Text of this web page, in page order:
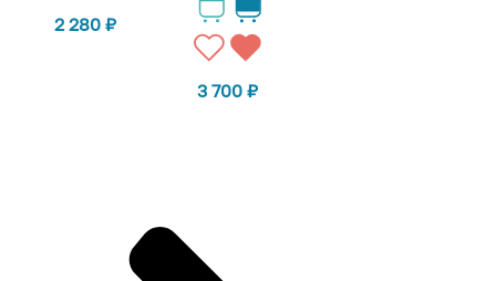
2 280 ₽
3 700 ₽